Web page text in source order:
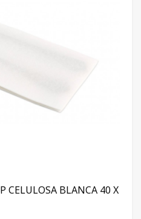
CELULOSA BLANCA 40 X